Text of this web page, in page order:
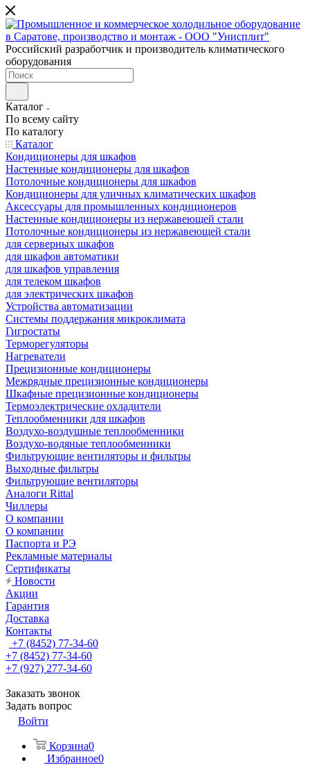
Российский разработчик и производитель климатического
оборудования
Каталог
По всему сайту
По каталогу
Каталог
Кондиционеры для шкафов
Настенные кондиционеры для шкафов
Потолочные кондиционеры для шкафов
Кондиционеры для уличных климатических шкафов
Аксессуары для промышленных кондиционеров
Настенные кондиционеры из нержавеющей стали
Потолочные кондиционеры из нержавеющей стали
для серверных шкафов
для шкафов автоматики
для шкафов управления
для телеком шкафов
для электрических шкафов
Устройства автоматизации
Системы поддержания микроклимата
Гигростаты
Терморегуляторы
Нагреватели
Прецизионные кондиционеры
Mежрядные прецизионные кондиционеры
Шкафные прецизионные кондиционеры
Термоэлектрические охладители
Теплообменники для шкафов
Воздухо-воздушные теплообменники
Воздухо-водяные теплообменники
Фильтрующие вентиляторы и фильтры
Выходные фильтры
Фильтрующие вентиляторы
Аналоги Rittal
Чиллеры
О компании
О компании
Паспорта и РЭ
Рекламные материалы
Сертификаты
Новости
Акции
Гарантия
Доставка
Контакты
+7 (8452) 77-34-60
+7 (8452) 77-34-60
+7 (927) 277-34-60
Заказать звонок
Задать вопрос
Войти
Корзина0
Избранное0